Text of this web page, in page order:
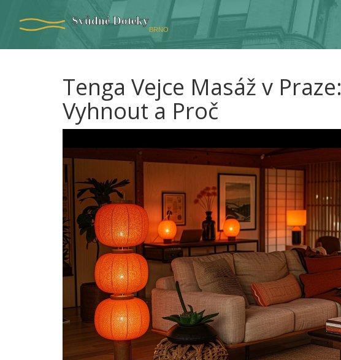
Tenga Vejce Masáž v
Vyhnout a Proč